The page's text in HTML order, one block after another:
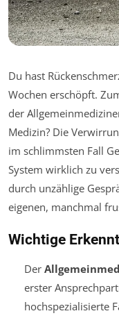
Du hast
Wochen erschöpft.
der
Medizin? Die
im schlimmsten Fall
System wirklich zu
durch unzählige
eigenen, manchmal
Wichtige
Der
erster
hochspezialisierte